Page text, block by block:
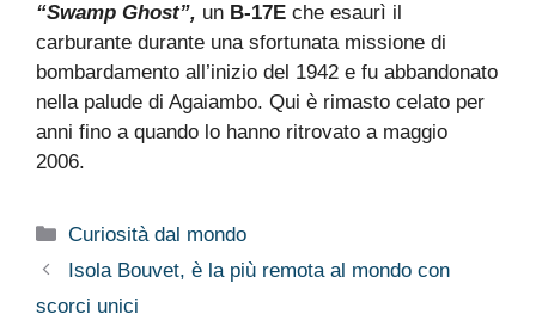
“Swamp Ghost”, un B-17E che esaurì il
carburante durante una sfortunata missione di
bombardamento all’inizio del 1942 e fu abbandonato
nella palude di Agaiambo. Qui è rimasto celato per
anni fino a quando lo hanno ritrovato a maggio
2006.
Categorie
Curiosità dal mondo
Isola Bouvet, è la più remota al mondo con
scorci unici